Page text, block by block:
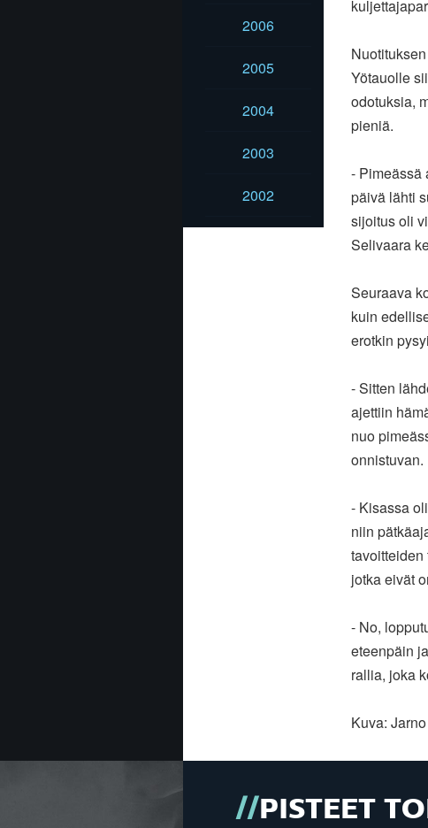
2006
2005
2004
2003
2002
Yötauolle
odotuksia,
pieniä.
- Pimeässä
päivä lähti
sijoitus oli
Selivaara
Seuraava
kuin
erotkin
- Sitten
ajettiin
nuo
onnistuvan.
- Kisassa
niin
tavoitteiden
jotka eivät
- No,
eteenpäin
rallia, joka
Kuva:
PISTEET